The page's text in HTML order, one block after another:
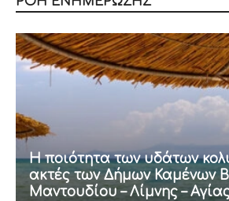
Η ποιότητα των υδάτων
ακτές των Δήμων Καμένων
Μαντουδίου – Λίμνης –